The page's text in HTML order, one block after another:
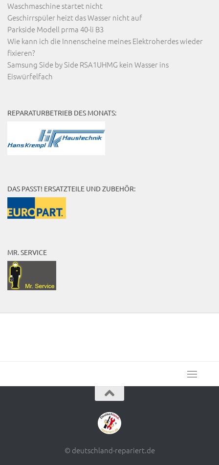
Waschmaschine startet nicht
Geschirrspüler heizt das Wasser nicht auf
Parkside Modell prma 40-li B3
Wie kann ich die Innenscheine meines Elektroherdes wieder
fixieren?
Samsung Side by Side RSA1UHMG kein Wasser ins
Eiswürfelfach
REPARATURBETRIEB DES MONATS:
DAS PASST! ERSATZTEILE UND ZUBEHÖR:
MR. SERVICE
© deutschland-repariert.de